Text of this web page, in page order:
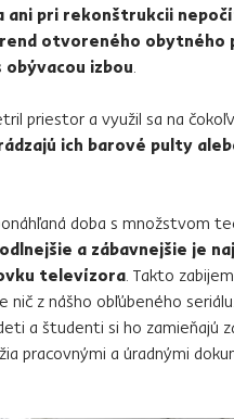
ani pri rekonštrukcii
otvoreného obytného
obývacou izbou
priestor a využil sa na
ich barové pulty
doba s množstvom
a zábavnejšie je
televízora . Takto
nič z nášho obľúbeného seriálu.
a študenti si ho zamieňajú
pracovnými a úradnými